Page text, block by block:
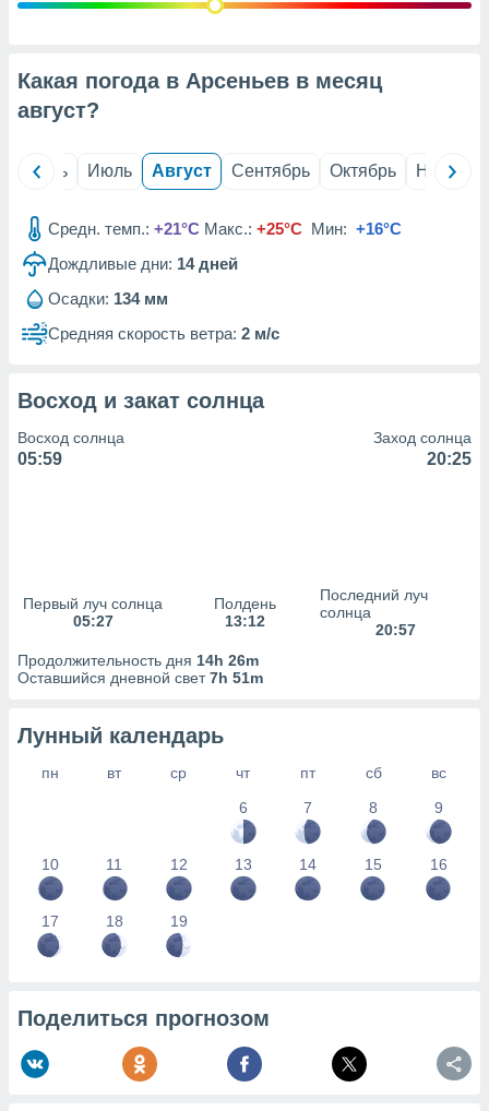
данных
рекламы
сведения
Какая погода в Арсеньев в месяц
август?
Июнь Июль Август Сентябрь Октябрь Ноябрь
Средн. темп.: +21°C Макс.: +25°C Мин: +16°C
Дождливые дни: 14дней
Осадки: 134 мм
Средняя скорость ветра: 2 м/с
Восход и закат солнца
Восход солнца
05:59
Заход солнца
20:25
Первый луч солнца
05:27
Полдень
13:12
Последний луч
солнца
20:57
Продолжительность дня 14h 26m
Оставшийся дневной свет7h 51m
Лунный календарь
пн вт ср чт пт сб
вс
6
7 8 9
10 11 12 13 14 15 16
17 18 19
Поделиться прогнозом